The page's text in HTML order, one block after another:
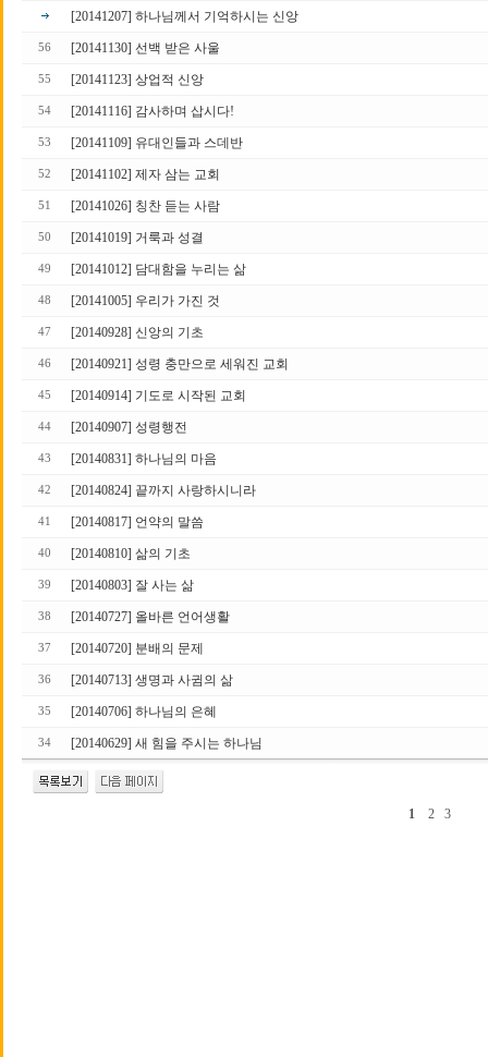
[20141207] 하나님께서 기억하시는 신앙
56 [20141130] 선백 받은 사울
55 [20141123] 상업적 신앙
54 [20141116] 감사하며 삽시다!
53 [20141109] 유대인들과 스데반
52 [20141102] 제자 삼는 교회
51 [20141026] 칭찬 듣는 사람
50 [20141019] 거룩과 성결
49 [20141012] 담대함을 누리는 삶
48 [20141005] 우리가 가진 것
47 [20140928] 신앙의 기초
46 [20140921] 성령 충만으로 세워진 교회
45 [20140914] 기도로 시작된 교회
44 [20140907] 성령행전
43 [20140831] 하나님의 마음
42 [20140824] 끝까지 사랑하시니라
41 [20140817] 언약의 말씀
40 [20140810] 삶의 기초
39 [20140803] 잘 사는 삶
38 [20140727] 올바른 언어생활
37 [20140720] 분배의 문제
36 [20140713] 생명과 사귐의 삶
35 [20140706] 하나님의 은혜
34 [20140629] 새 힘을 주시는 하나님
1 2 3